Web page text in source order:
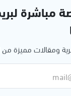
مباشرة
ومقالات مميزة